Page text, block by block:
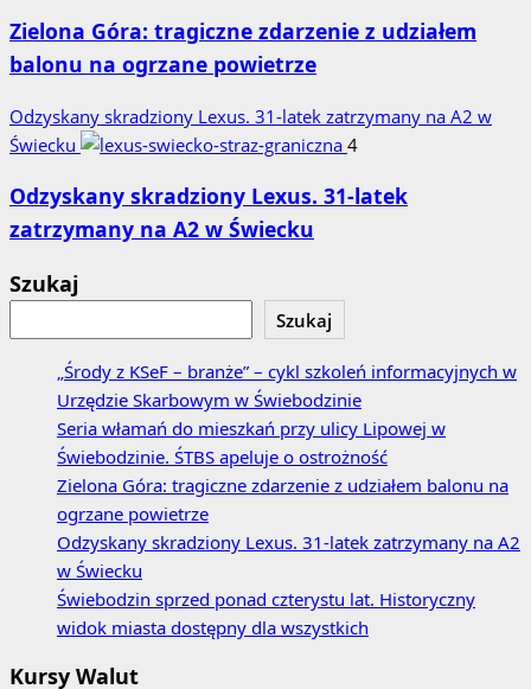
Zielona Góra: tragiczne zdarzenie z udziałem
balonu na ogrzane powietrze
Odzyskany skradziony Lexus. 31‑latek zatrzymany na A2 w
Świecku
4
Odzyskany skradziony Lexus. 31‑latek
zatrzymany na A2 w Świecku
Szukaj
Szukaj
„Środy z KSeF – branże” – cykl szkoleń informacyjnych w
Urzędzie Skarbowym w Świebodzinie
Seria włamań do mieszkań przy ulicy Lipowej w
Świebodzinie. ŚTBS apeluje o ostrożność
Zielona Góra: tragiczne zdarzenie z udziałem balonu na
ogrzane powietrze
Odzyskany skradziony Lexus. 31‑latek zatrzymany na A2
w Świecku
Świebodzin sprzed ponad czterystu lat. Historyczny
widok miasta dostępny dla wszystkich
Kursy Walut